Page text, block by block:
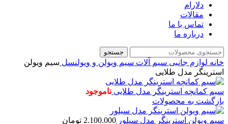
دلارام
مقالات
تماس با ما
درباره ما
جستجو
خانه لوازم جانبی سیم آلات سیم ویولن و ویولنسل سیم ویولن
استرینگر مدل طلایی
سیم کمانچه استرینگر مدل طلایی ناموجود
بازگشت به محصولات
سیم ویولن استرینگر مدل سیلور 2.100.000 تومان